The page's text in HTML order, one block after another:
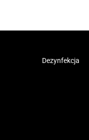
Dezynfekcja